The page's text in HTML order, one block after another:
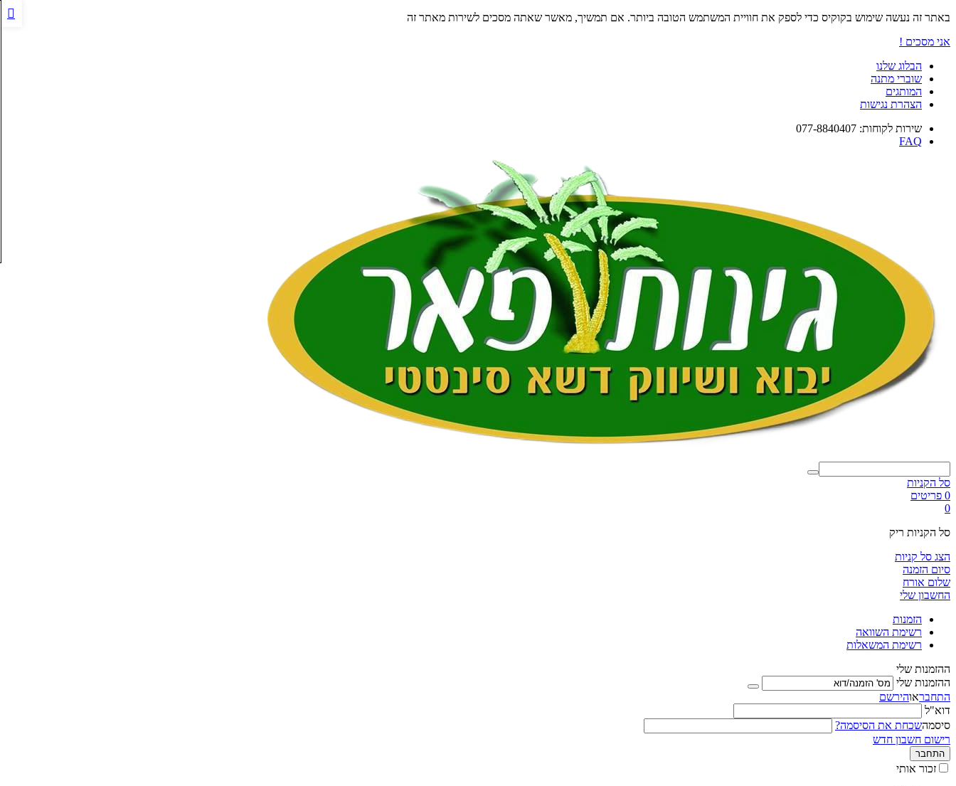
באתר זה נעשה שימוש בקוקיס כדי לספק את חוויית המשתמש הטובה ביותר. אם תמשיך, מאשר שאתה מסכים לשירות מאתר זה
אני מסכים !
הבלוג שלנו
שוברי מתנה
המותגים
הצהרת נגישות
שירות לקוחות: 077-8840407
FAQ
סל הקניות
0 פריטים
0
סל הקניות ריק
הצג סל קניות
סיום הזמנה
שלום אורח
החשבון שלי
הזמנות
רשימת השוואה
רשימת המשאלות
ההזמנות שלי
ההזמנות שלי
התחבראוהירשם
דוא"ל
סיסמהשכחת את הסיסמה?
רישום חשבון חדש
התחבר
זכור אותי